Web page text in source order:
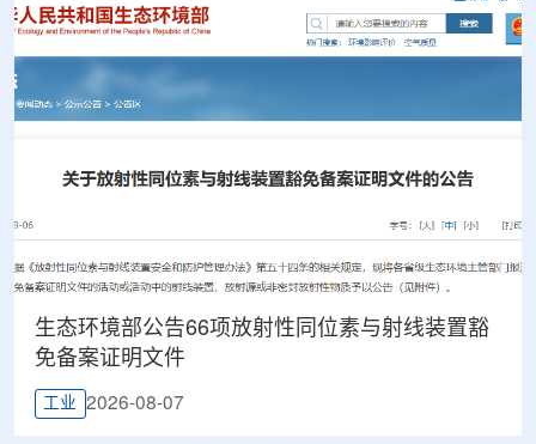
生态环境部公告66项放射性同位素与射线装置豁
免备案证明文件
工业 2026-08-07